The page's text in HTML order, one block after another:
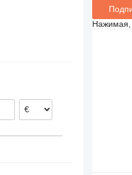
Нажимая,